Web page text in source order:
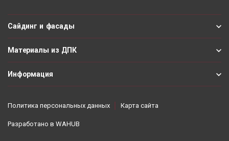
Сайдинг и фасады
Материалы из ДПК
Информация
Политика персональных данных Карта сайта
Разработано в WAHUB